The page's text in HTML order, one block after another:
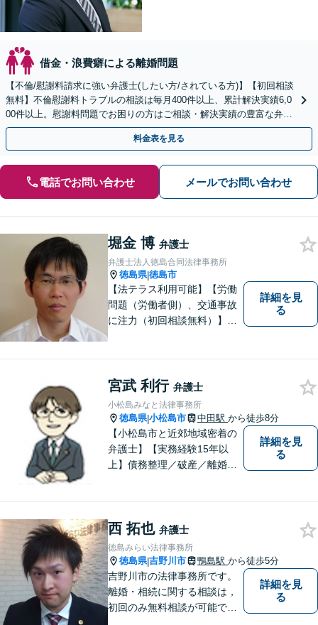
借金・浪費癖による離婚問題
【不倫/慰謝料請求に強い弁護士(したい方/されている方)】【初回相談
無料】不倫慰謝料トラブルの相談は毎月400件以上、累計解決実績6,0
00件以上。慰謝料問題でお困りの方はご相談・解決実績の豊富な弁護
士による無料相談をご利用ください。
料金表を見る
電話でお問い合わせ メールでお問い合わせ
堀金 博 弁護士
弁護士法人徳島合同法律事務所
徳島県|徳島市
【法テラス利用可能】【労働
問題（労働者側）、交通事故
に注力（初回相談無料）】市
務整理など）を中心に、社会
的事件にも対応いたします。
お気軽にご相談ください。
詳細を見
る
宮武 利行 弁護士
小松島みなと法律事務所
徳島県|小松島市 中田駅 から徒歩8分
【小松島市と近郊地域密着の
弁護士】【実務経験15年以
上】債務整理／破産／離婚／
幅広くご相談を受付中。実務
経験15年以上の弁護士が誠
実、丁寧に対応致します。
【無料相談あり】
詳細を見
る
西 拓也 弁護士
徳島みらい法律事務所
徳島県|吉野川市 鴨島駅 から徒歩5分
吉野川市の法律事務所です。
離婚・相続に関する相談は，
初回のみ無料相談が可能です
詳細を見
る